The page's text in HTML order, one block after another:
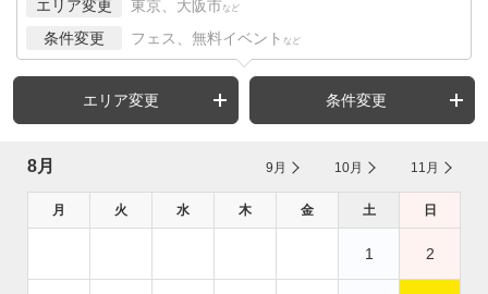
エリア変更 東京、大阪市 など
条件変更 フェス、無料イベント など
エリア変更 条件変更
8月 9月 10月 11月
月 火 水 木 金 土 日
1 2